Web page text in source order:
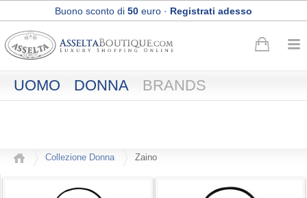
Buono sconto di 50 euro · Registrati adesso
UOMO DONNA BRANDS
Collezione Donna Zaino